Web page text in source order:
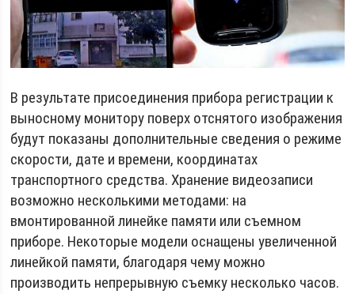
В результате присоединения прибора регистрации к
выносному монитору поверх отснятого изображения
будут показаны дополнительные сведения о режиме
скорости, дате и времени, координатах
транспортного средства. Хранение видеозаписи
возможно несколькими методами: на
вмонтированной линейке памяти или съемном
приборе. Некоторые модели оснащены увеличенной
линейкой памяти, благодаря чему можно
производить непрерывную съемку несколько часов.